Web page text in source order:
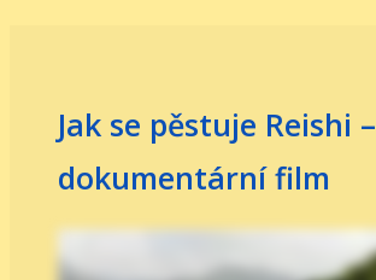
Jak se pěstuje Reishi –
dokumentární film